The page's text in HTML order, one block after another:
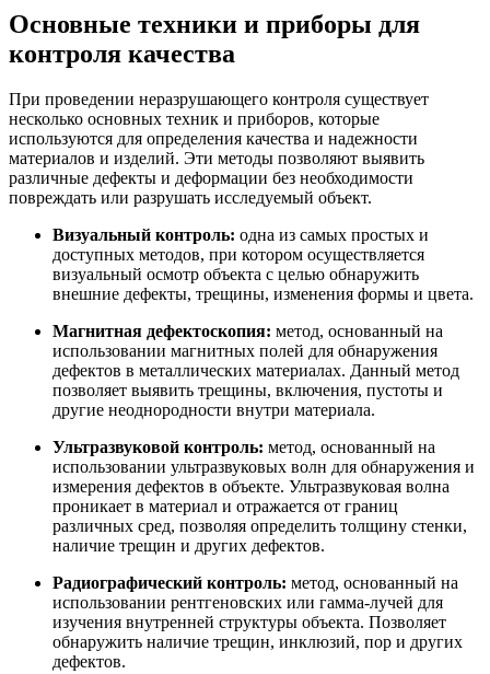
Основные техники и приборы для
контроля качества
При проведении неразрушающего контроля существует
несколько основных техник и приборов, которые
используются для определения качества и надежности
материалов и изделий. Эти методы позволяют выявить
различные дефекты и деформации без необходимости
повреждать или разрушать исследуемый объект.
Визуальный контроль: одна из самых простых и
доступных методов, при котором осуществляется
визуальный осмотр объекта с целью обнаружить
внешние дефекты, трещины, изменения формы и цвета.
Магнитная дефектоскопия: метод, основанный на
использовании магнитных полей для обнаружения
дефектов в металлических материалах. Данный метод
позволяет выявить трещины, включения, пустоты и
другие неоднородности внутри материала.
Ультразвуковой контроль: метод, основанный на
использовании ультразвуковых волн для обнаружения и
измерения дефектов в объекте. Ультразвуковая волна
проникает в материал и отражается от границ
различных сред, позволяя определить толщину стенки,
наличие трещин и других дефектов.
Радиографический контроль: метод, основанный на
использовании рентгеновских или гамма-лучей для
изучения внутренней структуры объекта. Позволяет
обнаружить наличие трещин, инклюзий, пор и других
дефектов.